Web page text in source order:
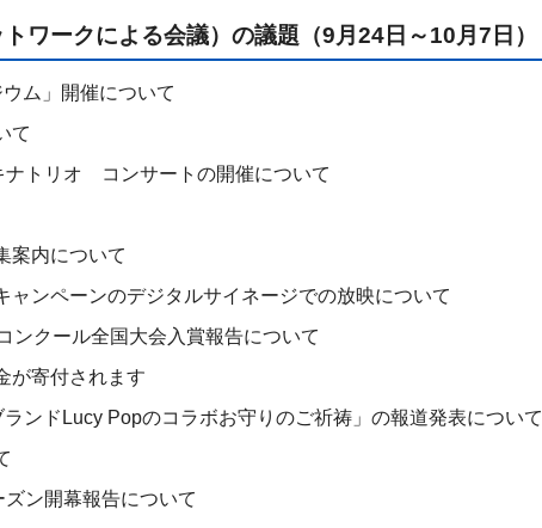
ワークによる会議）の議題（9月24日～10月7日）
ム」開催について
て
トリオ コンサートの開催について
案内について
ャンペーンのデジタルサイネージでの放映について
ンクール全国大会入賞報告について
が寄付されます
ンドLucy Popのコラボお守りのご祈祷」の報道発表について
ン開幕報告について